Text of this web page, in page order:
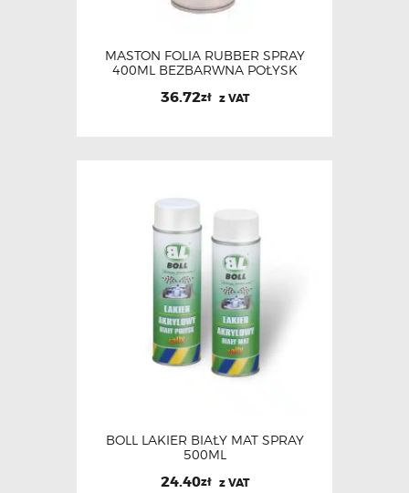
MASTON FOLIA RUBBER SPRAY
400ML BEZBARWNA POŁYSK
36.72zł z VAT
BOLL LAKIER BIAŁY MAT SPRAY
500ML
24.40zł z VAT